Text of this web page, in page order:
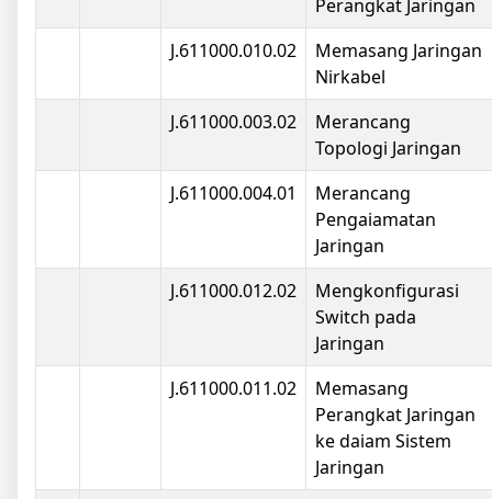
Perangkat Jaringan
J.611000.010.02
Memasang Jaringan
Nirkabel
J.611000.003.02
Merancang
Topologi Jaringan
J.611000.004.01
Merancang
Pengaiamatan
Jaringan
J.611000.012.02
Mengkonfigurasi
Switch pada
Jaringan
J.611000.011.02
Memasang
Perangkat Jaringan
ke daiam Sistem
Jaringan